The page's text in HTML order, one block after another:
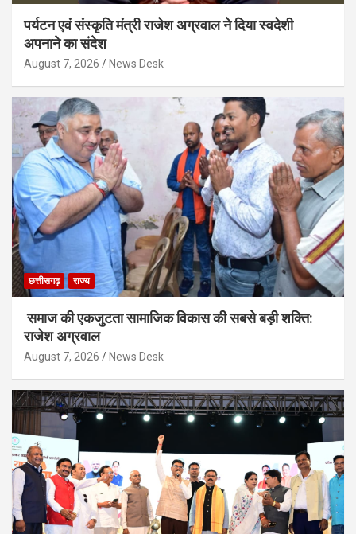
पर्यटन एवं संस्कृति मंत्री राजेश अग्रवाल ने दिया स्वदेशी
अपनाने का संदेश
August 7, 2026 News Desk
छत्तीसगढ़ राज्य
समाज की एकजुटता सामाजिक विकास की सबसे बड़ी शक्ति:
राजेश अग्रवाल
August 7, 2026 News Desk